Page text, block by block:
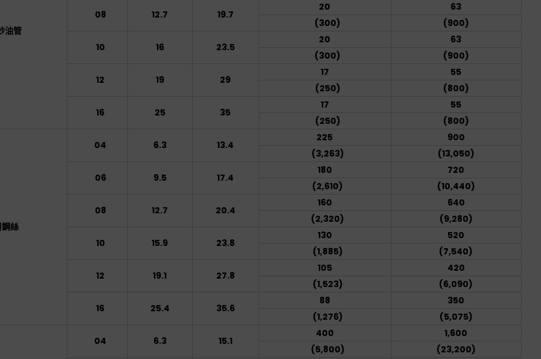
油管
08
12.7 19.7
20
63
(300)
(900)
10
16 23.5
20
63
(300)
(900)
12
19 29
17
55
(250)
(800)
16
25 35
17
55
(250)
(800)
絲
04 6.3 13.4
225
900
(3,263)
(13,050)
06
9.5 17.4
180
720
(2,610)
(10,440)
08
12.7 20.4
160
640
(2,320)
(9,280)
10
15.9 23.8
130
520
(1,885)
(7,540)
12
19.1 27.8
105
420
(1,523)
(6,090)
16
25.4 35.6
88
350
(1,276)
(5,075)
04 6.3 15.1
400
1,600
(5,800)
(23,200)